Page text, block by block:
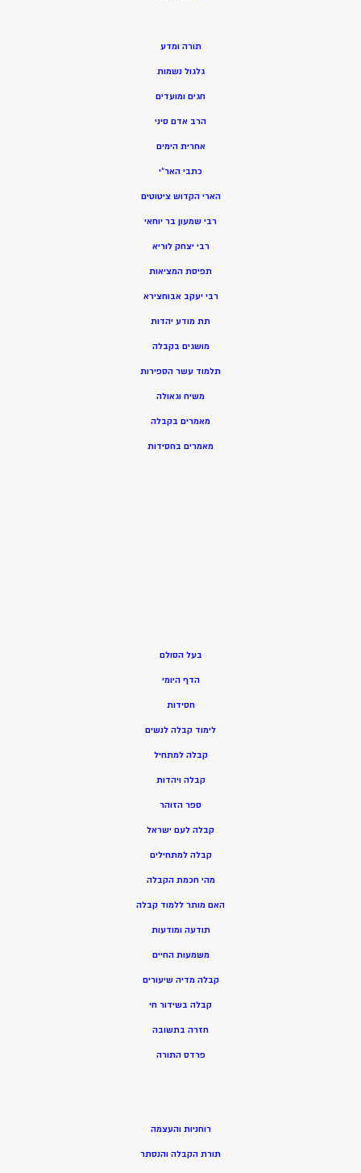
תורה ומדע
גלגול נשמות
חגים ומועדים
הרב אדם סיני
אחרית הימים
כתבי האר”י
הארי הקדוש ציטוטים
רבי שמעון בר יוחאי
רבי יצחק לוריא
תפיסת המציאות
רבי יעקב אבוחצירא
תת מודע יהדות
מושגים בקבלה
תלמוד עשר הספירות
משיח וגאולה
מאמרים בקבלה
מאמרים בחסידות
בעל הסולם
הדף היומי
חסידות
לימוד קבלה לנשים
קבלה למתחיל
קבלה ויהדות
ספר הזוהר
קבלה לעם ישראל
קבלה למתחילים
מהי חכמת הקבלה
האם מותר ללמוד קבלה
תודעה ומודעות
משמעות החיים
קבלה מדיה שיעורים
קבלה בשידור חי
חזרה בתשובה
פרדס התורה
רוחניות והעצמה
תורת הקבלה והנסתר